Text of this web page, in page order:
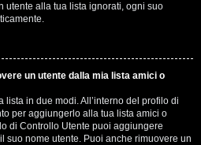
utente alla tua lista ignorati, ogni suo
un utente dalla mia lista amici o
in due modi. All’interno del profilo di
per aggiungerlo alla tua lista amici o
di Controllo Utente puoi aggiungere
suo nome utente. Puoi anche rimuovere un